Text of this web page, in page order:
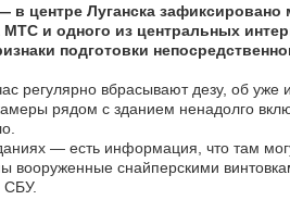
в центре Луганска зафиксировано
МТС и одного из центральных
подготовки
регулярно вбрасывают дезу, об
рядом с зданием ненадолго
— есть информация, что там
вооруженные снайперскими
СБУ.